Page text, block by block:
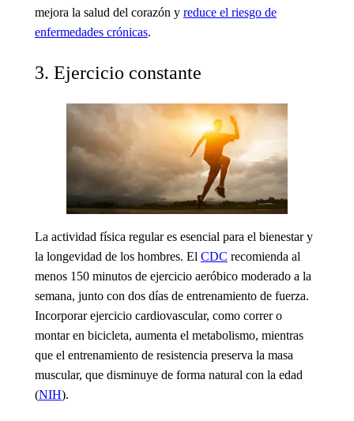
mejora la salud del corazón y reduce el riesgo de
enfermedades crónicas.
3. Ejercicio constante
La actividad física regular es esencial para el bienestar y
la longevidad de los hombres. El CDC recomienda al
menos 150 minutos de ejercicio aeróbico moderado a la
semana, junto con dos días de entrenamiento de fuerza.
Incorporar ejercicio cardiovascular, como correr o
montar en bicicleta, aumenta el metabolismo, mientras
que el entrenamiento de resistencia preserva la masa
muscular, que disminuye de forma natural con la edad
(NIH).